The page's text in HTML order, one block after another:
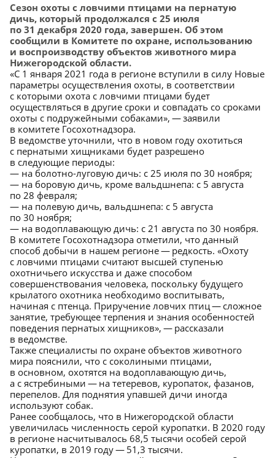
Сезон охоты с ловчими птицами на пернатую
дичь, который продолжался с 25 июля
по 31 декабря 2020 года, завершен. Об этом
сообщили в Комитете по охране, использованию
и воспроизводству объектов животного мира
Нижегородской области.
«С 1 января 2021 года в регионе вступили в силу Новые
параметры осуществления охоты, в соответствии
с которыми охота с ловчими птицами будет
осуществляться в другие сроки и совпадать со сроками
охоты с подружейными собаками», — заявили
в комитете Госохотнадзора.
В ведомстве уточнили, что в новом году охотиться
с пернатыми хищниками будет разрешено
в следующие периоды:
— на болотно-луговую дичь: с 25 июля по 30 ноября;
— на боровую дичь, кроме вальдшнепа: с 5 августа
по 28 февраля;
— на полевую дичь, вальдшнепа: с 5 августа
по 30 ноября;
— на водоплавающую дичь: с 21 августа по 30 ноября.
В комитете Госохотнадзора отметили, что данный
способ добычи в нашем регионе — редкость. «Охоту
с ловчими птицами считают высшей ступенью
охотничьего искусства и даже способом
совершенствования человека, поскольку будущего
крылатого охотника необходимо воспитывать,
начиная с птенца. Приручение ловчих птиц — сложное
занятие, требующее терпения и знания особенностей
поведения пернатых хищников», — рассказали
в ведомстве.
Также специалисты по охране объектов животного
мира пояснили, что с соколиными птицами,
в основном, охотятся на водоплавающую дичь,
а с ястребиными — на тетеревов, куропаток, фазанов,
перепелов. Для поднятия упавшей дичи иногда
используют собак.
Ранее сообщалось, что в Нижегородской области
увеличилась численность серой куропатки. В 2020 году
в регионе насчитывалось 68,5 тысячи особей серой
куропатки, в 2019 году — 51,3 тысячи.